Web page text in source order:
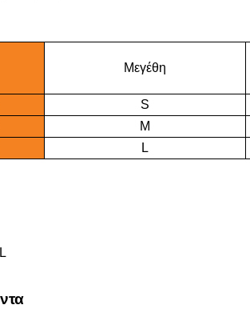
Μεγέθη
S
M
L